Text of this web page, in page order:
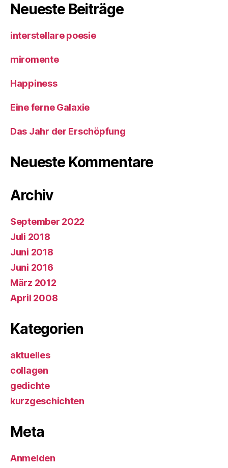
Neueste Beiträge
interstellare poesie
miromente
Happiness
Eine ferne Galaxie
Das Jahr der Erschöpfung
Neueste Kommentare
Archiv
September 2022
Juli 2018
Juni 2018
Juni 2016
März 2012
April 2008
Kategorien
aktuelles
collagen
gedichte
kurzgeschichten
Meta
Anmelden